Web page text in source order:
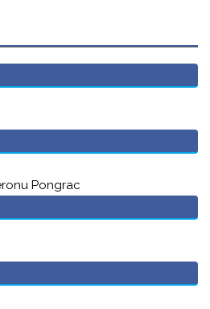
Pongrac